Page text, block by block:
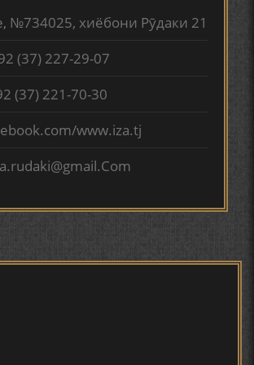
- Мирзо
ВАҲДАТИ МИЛЛӢ ДАР АМИТ
ДАР НАМУНАҲОИ ОСОРИ ШИФОҲИ
ШЕЪР АНЗУРАТИ МАЛИКЗОД.
ДАР ХУСУСИ ИШҚИ РӮДАКӢ
№734025, хиёбони Рӯдаки 21
(37) 227-29-07
(37) 221-70-30
www.iza.tj